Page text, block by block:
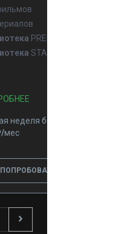
PREMIER
START
неделя бесплатно, далее
мес
ПОПРОБОВАТЬ БЕСПЛАТНО